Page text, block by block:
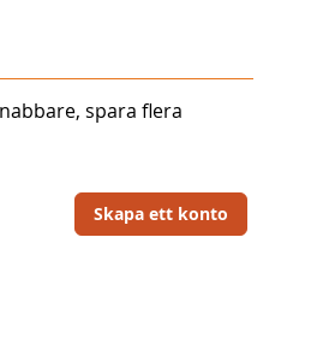
spara flera
Skapa ett konto